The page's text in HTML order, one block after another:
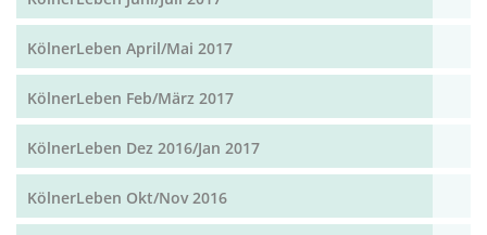
KölnerLeben April/Mai 2017
KölnerLeben Feb/März 2017
KölnerLeben Dez 2016/Jan 2017
KölnerLeben Okt/Nov 2016